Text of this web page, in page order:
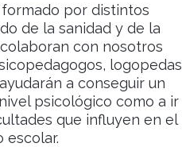
por distintos
de la sanidad y de la
con nosotros
logopedas
a conseguir un
psicológico como a ir
que influyen en el
escolar.